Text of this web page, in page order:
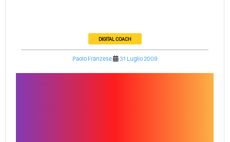
DIGITAL COACH
Paolo Franzese 31 Luglio 2009